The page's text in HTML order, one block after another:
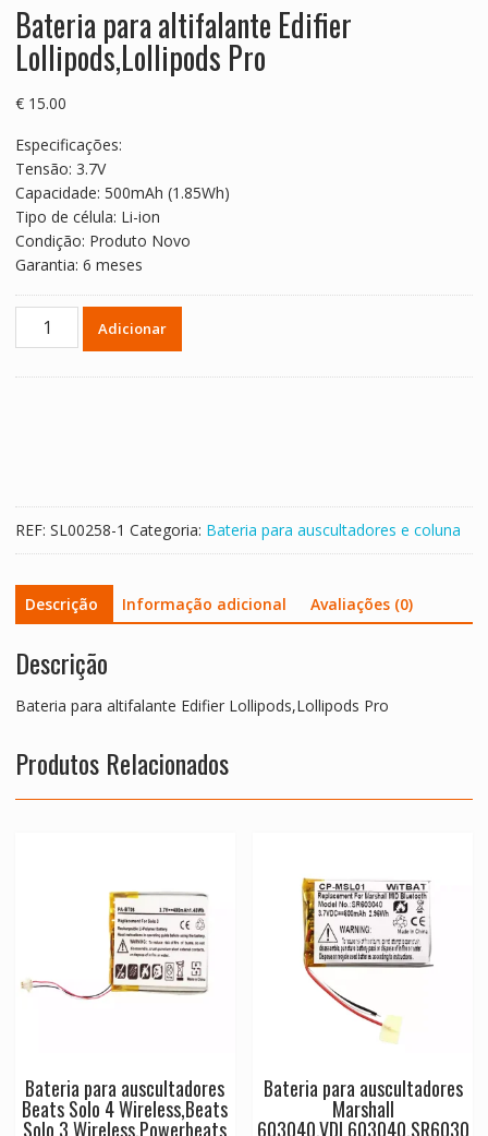
Bateria para altifalante Edifier
Lollipods,Lollipods Pro
€15.00
Especificações:
Tensão: 3.7V
Capacidade: 500mAh (1.85Wh)
Tipo de célula: Li-ion
Condição: Produto Novo
Garantia: 6 meses
Quantidade
Adicionar
REF: SL00258-1 Categoria: Bateria para auscultadores e coluna
Descrição Informação adicional Avaliações (0)
Descrição
Bateria para altifalante Edifier Lollipods,Lollipods Pro
Produtos Relacionados
Bateria para auscultadores
Beats Solo 4 Wireless,Beats
Solo 3 Wireless,Powerbeats
Bateria para auscultadores
Marshall
603040,VDL603040,SR6030